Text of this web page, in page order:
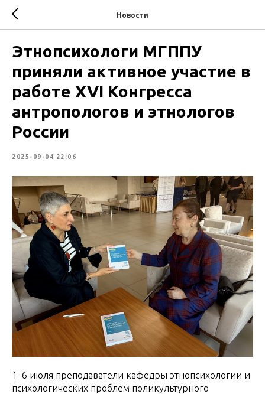
Новости
Этнопсихологи МГППУ
приняли активное участие в
работе XVI Конгресса
антропологов и этнологов
России
2025-09-04 22:06
1–6 июля преподаватели кафедры этнопсихологии и
психологических проблем поликультурного